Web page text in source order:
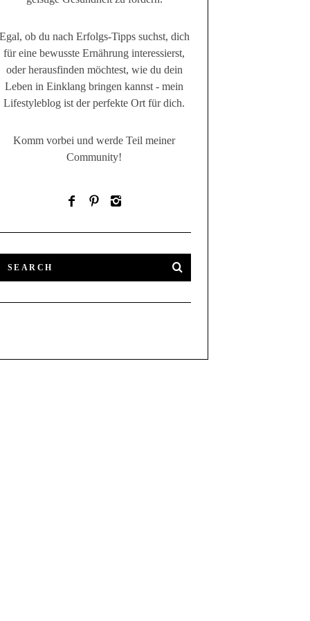
ob du nach Erfolgs-Tipps suchst, dich
für eine bewusste Ernährung interessierst,
oder herausfinden möchtest, wie du dein
Leben in Einklang bringen kannst - mein
Lifestyleblog ist der perfekte Ort für dich.
Komm vorbei und werde Teil meiner
Community!